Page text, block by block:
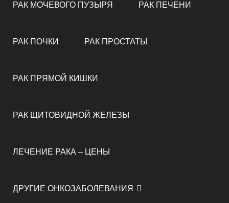
РАК МОЧЕВОГО ПУЗЫРЯ РАК ПЕЧЕНИ
РАК ПОЧКИ РАК ПРОСТАТЫ
РАК ПРЯМОЙ КИШКИ
РАК ЩИТОВИДНОЙ ЖЕЛЕЗЫ
ЛЕЧЕНИЕ РАКА – ЦЕНЫ
ДРУГИЕ ОНКОЗАБОЛЕВАНИЯ